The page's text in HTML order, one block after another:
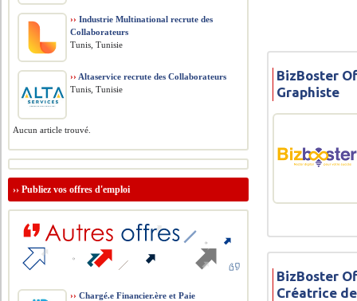
BizBoster
Graphiste
BizBoster
Créatrice
›› Industrie Multinational recrute des
Collaborateurs
Tunis, Tunisie
›› Altaservice recrute des Collaborateurs
Tunis, Tunisie
Aucun article trouvé.
››Publiez vos offres d'emploi
›› Chargé.e Financier.ère et Paie